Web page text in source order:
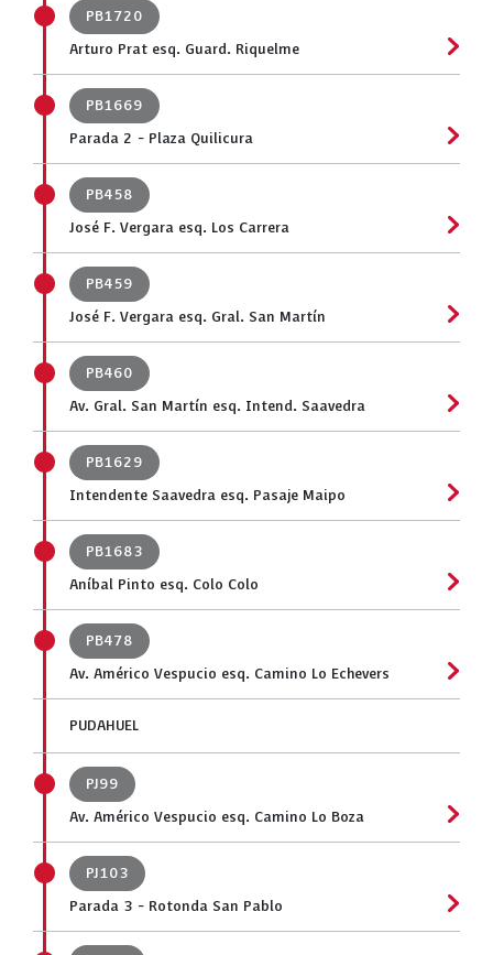
PB1720
Arturo Prat esq. Guard. Riquelme
PB1669
Parada 2 - Plaza Quilicura
PB458
José F. Vergara esq. Los Carrera
PB459
José F. Vergara esq. Gral. San Martín
PB460
Av. Gral. San Martín esq. Intend. Saavedra
PB1629
Intendente Saavedra esq. Pasaje Maipo
PB1683
Aníbal Pinto esq. Colo Colo
PB478
Av. Américo Vespucio esq. Camino Lo Echevers
PUDAHUEL
PJ99
Av. Américo Vespucio esq. Camino Lo Boza
PJ103
Parada 3 - Rotonda San Pablo